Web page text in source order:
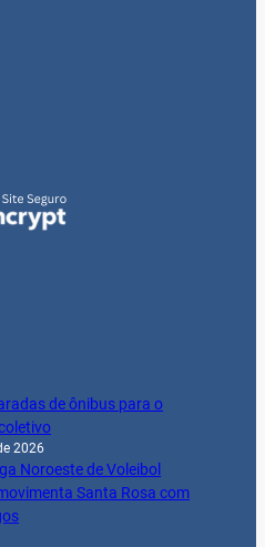
de ônibus para o
2026
Noroeste de Voleibol
Santa Rosa com